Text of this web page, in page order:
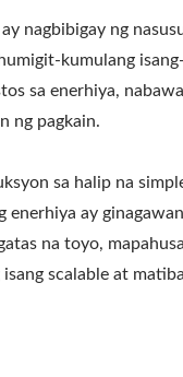
nagbibigay ng
kumulang
sa enerhiya,
ng pagkain.
sa halip na
ay
na toyo,
scalable at